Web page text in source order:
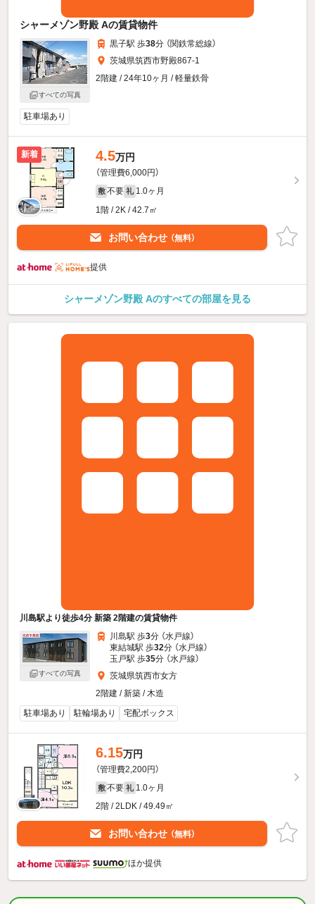
シャーメゾン野殿 Aの賃貸物件
すべての写真
黒子駅 歩38分 （関鉄常総線）
茨城県筑西市野殿867-1
2階建 / 24年10ヶ月 / 軽量鉄骨
駐車場あり
新着 4.5万円
（管理費6,000円）
敷 不要 礼 1.0ヶ月
1階 / 2K / 42.7㎡
お問い合わせ （無料）
提供
シャーメゾン野殿 Aのすべての部屋を見る
川島駅より徒歩4分 新築 2階建の賃貸物件
すべての写真
川島駅 歩3分 （水戸線）
東結城駅 歩32分 （水戸線）
玉戸駅 歩35分 （水戸線）
茨城県筑西市女方
2階建 / 新築 / 木造
駐車場あり
駐輪場あり 宅配ボックス
6.15万円
（管理費2,200円）
敷 不要 礼 1.0ヶ月
2階 / 2LDK / 49.49㎡
お問い合わせ （無料）
ほか提供